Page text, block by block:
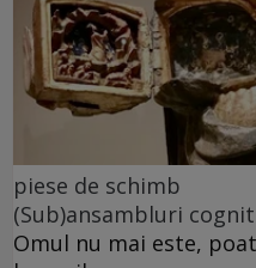
piese de schimb
(Sub)ansambluri
Omul nu mai este,